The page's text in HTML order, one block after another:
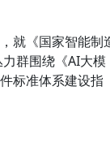
就《国家智能制
群围绕《AI大模
标准体系建设指